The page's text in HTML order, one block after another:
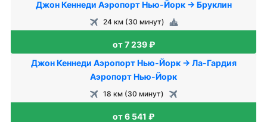
Джон Кеннеди Аэропорт Нью-Йорк → Бруклин
24 км (30 минут)
от 7 239 ₽
Джон Кеннеди Аэропорт Нью-Йорк → Ла-Гардия
Аэропорт Нью-Йорк
18 км (30 минут)
от 6 541 ₽